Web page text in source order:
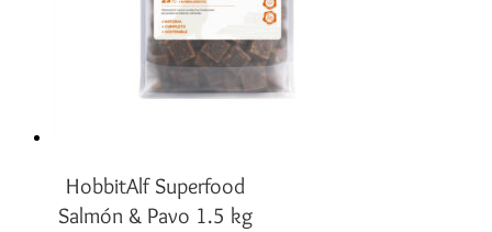
HobbitAlf Superfood
Salmón & Pavo 1.5 kg